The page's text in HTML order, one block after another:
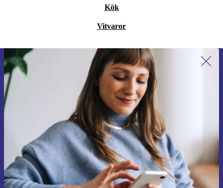
Kök
Vitvaror
Anmäl dig till vårt nyhetsbrev för
första gången och spara 200 kr!
Missa aldrig ett erbjudande igen.
Begär kupong
Information om användningen av personuppgifter finns i vår
Integritetspolicy